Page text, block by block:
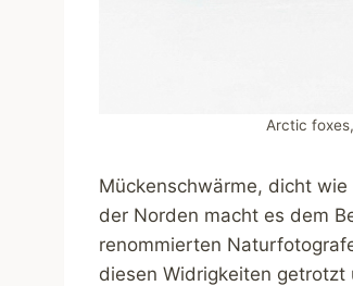
Arctic
Mückenschwärme, dicht
der Norden macht es dem
renommierten
diesen Widrigkeiten